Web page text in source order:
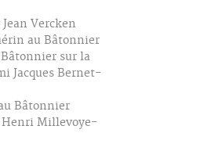
Vercken
au Bâtonnier
sur la
Jacques Bernet-
Bâtonnier
Henri Millevoye-